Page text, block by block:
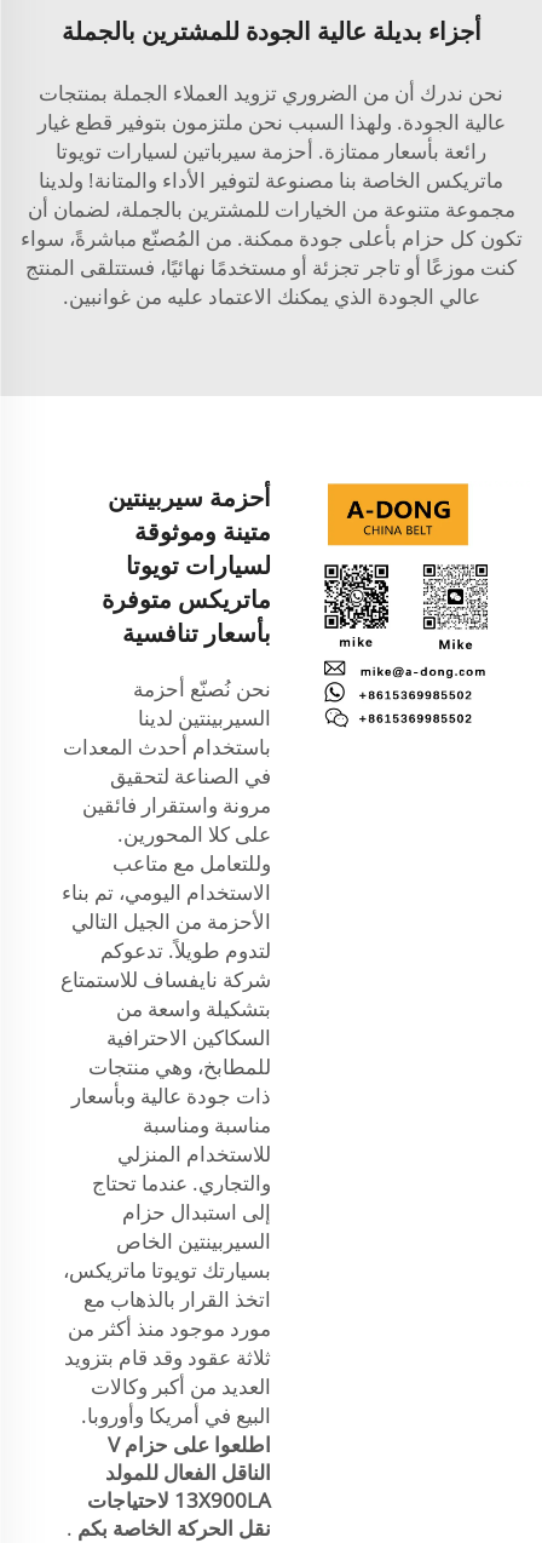
أجزاء بديلة عالية الجودة للمشترين بالجملة
نحن ندرك أن من الضروري تزويد العملاء الجملة بمنتجات
عالية الجودة. ولهذا السبب نحن ملتزمون بتوفير قطع غيار
رائعة بأسعار ممتازة. أحزمة سيرباتين لسيارات تويوتا
ماتريكس الخاصة بنا مصنوعة لتوفير الأداء والمتانة! ولدينا
مجموعة متنوعة من الخيارات للمشترين بالجملة، لضمان أن
تكون كل حزام بأعلى جودة ممكنة. من المُصنّع مباشرةً، سواء
كنت موزعًا أو تاجر تجزئة أو مستخدمًا نهائيًا، فستتلقى المنتج
عالي الجودة الذي يمكنك الاعتماد عليه من غوانبين.
أحزمة سيربينتين
متينة وموثوقة
لسيارات تويوتا
ماتريكس متوفرة
بأسعار تنافسية
نحن نُصنّع أحزمة
السيربينتين لدينا
باستخدام أحدث المعدات
في الصناعة لتحقيق
مرونة واستقرار فائقين
على كلا المحورين.
وللتعامل مع متاعب
الاستخدام اليومي، تم بناء
الأحزمة من الجيل التالي
لتدوم طويلاً. تدعوكم
شركة نايفساف للاستمتاع
بتشكيلة واسعة من
السكاكين الاحترافية
للمطابخ، وهي منتجات
ذات جودة عالية وبأسعار
مناسبة ومناسبة
للاستخدام المنزلي
والتجاري. عندما تحتاج
إلى استبدال حزام
السيربينتين الخاص
بسيارتك تويوتا ماتريكس،
اتخذ القرار بالذهاب مع
مورد موجود منذ أكثر من
ثلاثة عقود وقد قام بتزويد
العديد من أكبر وكالات
البيع في أمريكا وأوروبا.
اطلعوا على حزام V
الناقل الفعال للمولد
13X900LA لاحتياجات
نقل الحركة الخاصة بكم .